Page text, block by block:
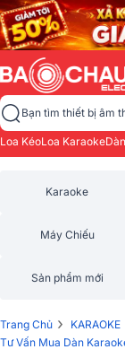
Bạn tìm thiết bị âm
Loa KéoLoa Karaoke
Karaoke
Máy Chiếu
Sản phẩm mới
Trang Chủ › KARAOKE
Tư Vấn Mua Dàn